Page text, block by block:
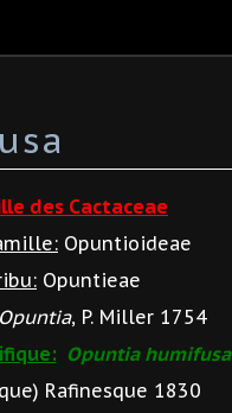
des Cactaceae
Opuntioideae
Opuntieae
Opuntia, P. Miller 1754
Opuntia humifusa
Rafinesque 1830